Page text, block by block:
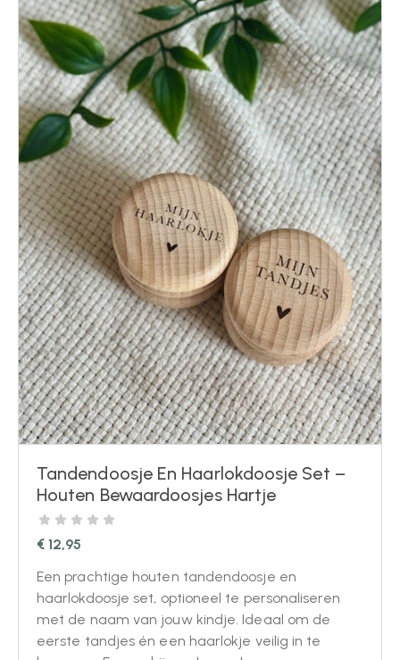
Tandendoosje En Haarlokdoosje Set –
Houten Bewaardoosjes Hartje
€ 12,95
Een prachtige houten tandendoosje en
haarlokdoosje set, optioneel te personaliseren
met de naam van jouw kindje. Ideaal om de
eerste tandjes én een haarlokje veilig in te